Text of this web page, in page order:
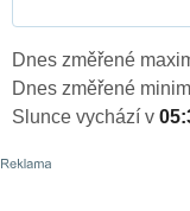
Dnes změřené
Dnes změřené
Slunce vychází v